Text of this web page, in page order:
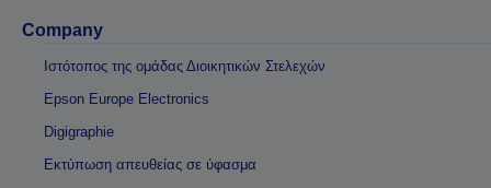
Company
Ιστότοπος της ομάδας Διοικητικών Στελεχών
Epson Europe Electronics
Digigraphie
Εκτύπωση απευθείας σε ύφασμα